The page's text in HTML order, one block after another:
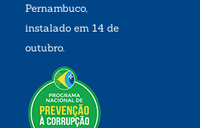
Pernambuco,
instalado em 14 de
outubro.